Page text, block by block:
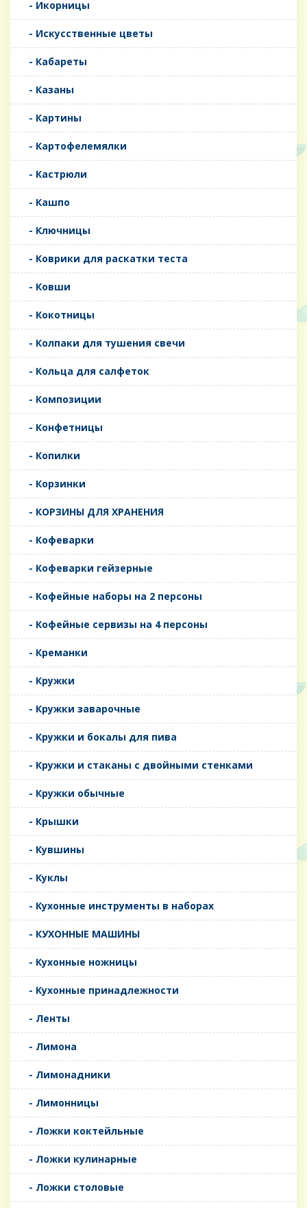
- Икорницы
- Искусственные цветы
- Кабареты
- Казаны
- Картины
- Картофелемялки
- Кастрюли
- Кашпо
- Ключницы
- Коврики для раскатки теста
- Ковши
- Кокотницы
- Колпаки для тушения свечи
- Кольца для салфеток
- Композиции
- Конфетницы
- Копилки
- Корзинки
- КОРЗИНЫ ДЛЯ ХРАНЕНИЯ
- Кофеварки
- Кофеварки гейзерные
- Кофейные наборы на 2 персоны
- Кофейные сервизы на 4 персоны
- Креманки
- Кружки
- Кружки заварочные
- Кружки и бокалы для пива
- Кружки и стаканы с двойными стенками
- Кружки обычные
- Крышки
- Кувшины
- Куклы
- Кухонные инструменты в наборах
- КУХОННЫЕ МАШИНЫ
- Кухонные ножницы
- Кухонные принадлежности
- Ленты
- Лимона
- Лимонадники
- Лимонницы
- Ложки коктейльные
- Ложки кулинарные
- Ложки столовые